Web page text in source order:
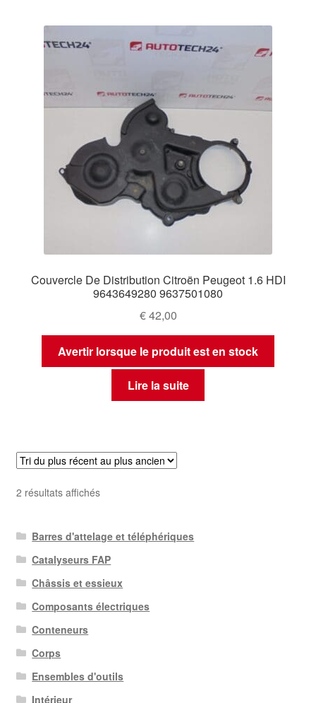
Couvercle De Distribution Citroën Peugeot 1.6 HDI
9643649280 9637501080
€42,00
Avertir lorsque le produit est en stock
Lire la suite
2 résultats affichésTrié
récent
au
plus
ancien
Barres d'attelage et téléphériques
Catalyseurs FAP
Châssis et essieux
Composants électriques
Conteneurs
Corps
Ensembles d'outils
Intérieur